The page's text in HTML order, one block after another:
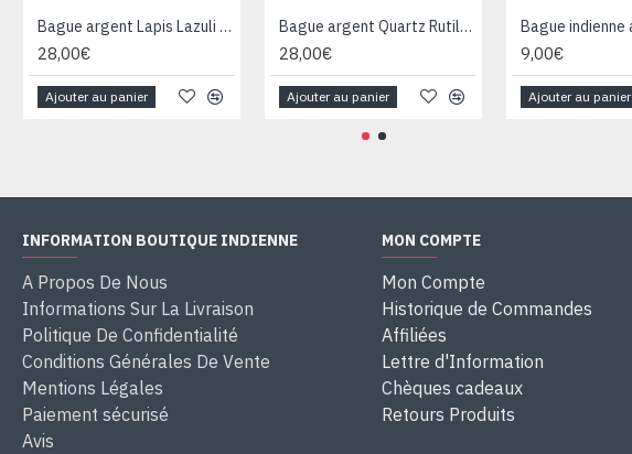
Bague argent Lapis Lazuli - Bijoux Inde - Bijoux indiens
28,00€
Ajouter au panier
Bague argent Quartz Rutile - Bague indienne - Bijoux indiens
28,00€
Ajouter au panier
9,00€
Ajouter au panier
INFORMATION BOUTIQUE INDIENNE
A Propos De Nous
Informations Sur La Livraison
Politique De Confidentialité
Conditions Générales De Vente
Mentions Légales
Paiement sécurisé
Avis
MON COMPTE
Mon Compte
Historique de Commandes
Affiliées
Lettre d'Information
Chèques cadeaux
Retours Produits